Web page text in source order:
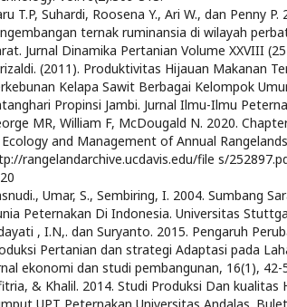
T.P, Suhardi, Roosena Y., Ari W., dan Penny
ternak ruminansia di wilayah
Jurnal Dinamika Pertanian Volume XXVIII
(2011). Produktivitas Hijauan Makanan
Kelapa Sawit Berbagai Kelompok
Propinsi Jambi. Jurnal Ilmu-Ilmu
MR, William F, McDougald N. 2020.
and Management of Annual Rangelands
rangelandarchive.ucdavis.edu/file s/
Umar, S., Sembiring, I. 2004. Sumbang
Peternakan Di Indonesia. Universitas
, I.N,. dan Suryanto. 2015. Pengaruh
Pertanian dan strategi Adaptasi pada
ekonomi dan studi pembangunan, 16(1), 42-
& Khalil. 2014. Studi Produksi Dan kualitas